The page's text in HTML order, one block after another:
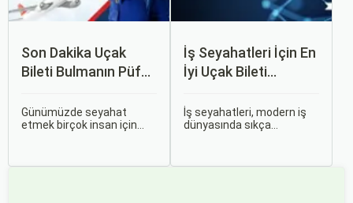
Son Dakika Uçak
Bileti Bulmanın Püf
Günümüzde seyahat
etmek birçok insan için
İş Seyahatleri İçin En
İyi Uçak Bileti
İş seyahatleri, modern iş
dünyasında sıkça